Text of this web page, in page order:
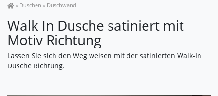
Spiegel Shop
» Duschen » Duschwand
Walk In Dusche satiniert mit
Motiv Richtung
Lassen Sie sich den Weg weisen mit der satinierten Walk-In
Dusche Richtung.